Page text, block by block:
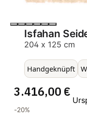
Isfahan
204 x 125 cm
Handgeknüpft
3.416,00 €
-20%